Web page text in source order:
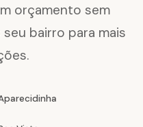
orçamento sem
bairro para mais